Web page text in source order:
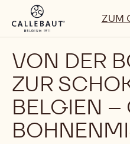
Skip to main content
ZUM
VON DER
ZUR
BELGIEN –